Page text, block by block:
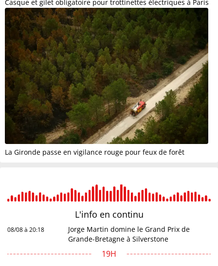
Casque et gilet obligatoire pour trottinettes électriques à Paris
La Gironde passe en vigilance rouge pour feux de forêt
L'info en continu
08/08 à 20:18
Jorge Martin domine le Grand Prix de
Grande-Bretagne à Silverstone
19H